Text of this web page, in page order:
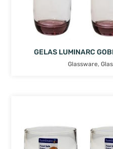
GELAS LUMINARC
Glassware,